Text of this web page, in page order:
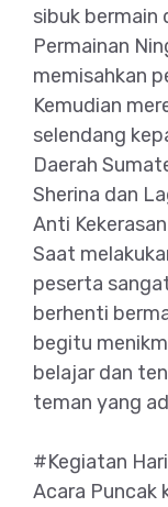
sibuk bermain
Permainan
memisahkan
Kemudian
selendang
Daerah
Sherina dan
Anti
Saat
peserta
berhenti
begitu
belajar dan
teman yang
#Kegiatan
Acara Puncak